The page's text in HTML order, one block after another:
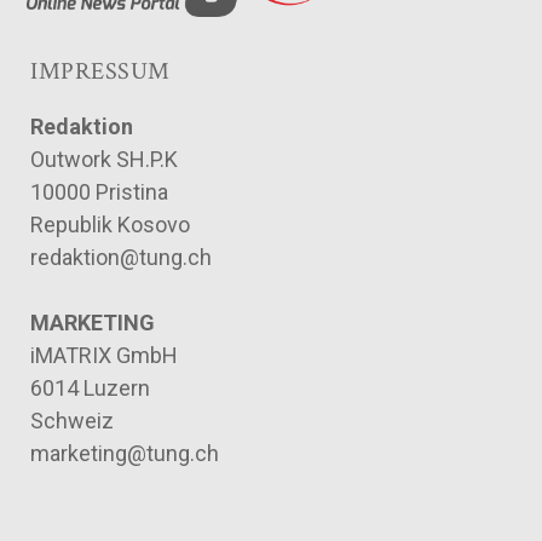
IMPRESSUM
Redaktion
Outwork SH.P.K
10000 Pristina
Republik Kosovo
redaktion@tung.ch
MARKETING
iMATRIX GmbH
6014 Luzern
Schweiz
marketing@tung.ch